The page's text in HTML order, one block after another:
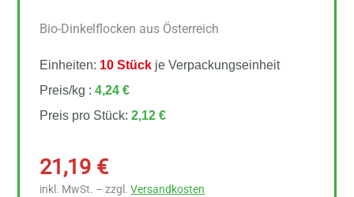
Bio-Dinkelflocken aus Österreich
Einheiten: 10 Stück je Verpackungseinheit
Preis/kg :4,24 €
Preis pro Stück:2,12 €
21,19 €
inkl. MwSt. – zzgl.Versandkosten